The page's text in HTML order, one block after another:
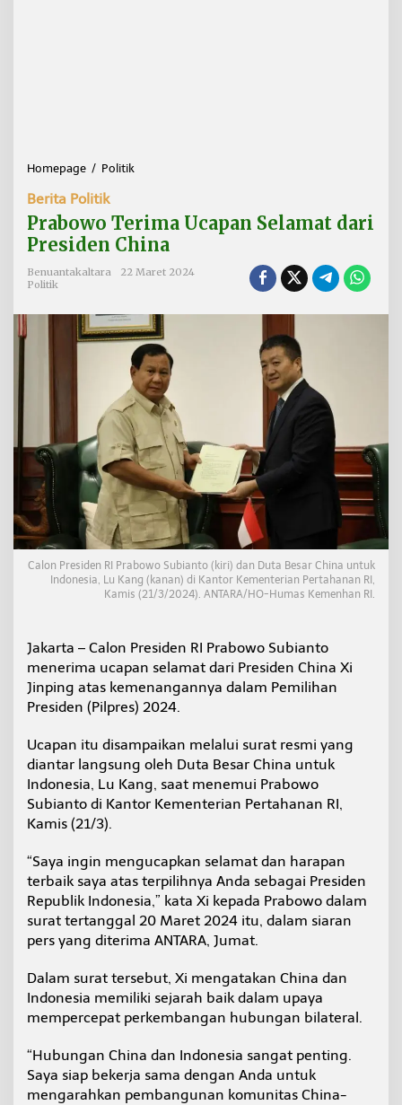
Homepage / Politik
b
o
w
r
i
m
a
U
c
p
a
n
S
e
a
m
t
d
a
P
r
e
s
i
e
n
C
h
Berita Politik
Prabowo Terima Ucapan Selamat dari
Presiden China
Benuantakaltara
22 Maret 2024
Politik
Calon Presiden RI Prabowo Subianto (kiri) dan Duta Besar China untuk
Indonesia, Lu Kang (kanan) di Kantor Kementerian Pertahanan RI,
Kamis (21/3/2024). ANTARA/HO-Humas Kemenhan RI.
Jakarta – Calon Presiden RI Prabowo Subianto
menerima ucapan selamat dari Presiden China Xi
Jinping atas kemenangannya dalam Pemilihan
Presiden (Pilpres) 2024.
Ucapan itu disampaikan melalui surat resmi yang
diantar langsung oleh Duta Besar China untuk
Indonesia, Lu Kang, saat menemui Prabowo
Subianto di Kantor Kementerian Pertahanan RI,
Kamis (21/3).
“Saya ingin mengucapkan selamat dan harapan
terbaik saya atas terpilihnya Anda sebagai Presiden
Republik Indonesia,” kata Xi kepada Prabowo dalam
surat tertanggal 20 Maret 2024 itu, dalam siaran
pers yang diterima ANTARA, Jumat.
Dalam surat tersebut, Xi mengatakan China dan
Indonesia memiliki sejarah baik dalam upaya
mempercepat perkembangan hubungan bilateral.
“Hubungan China dan Indonesia sangat penting.
Saya siap bekerja sama dengan Anda untuk
mengarahkan pembangunan komunitas China-